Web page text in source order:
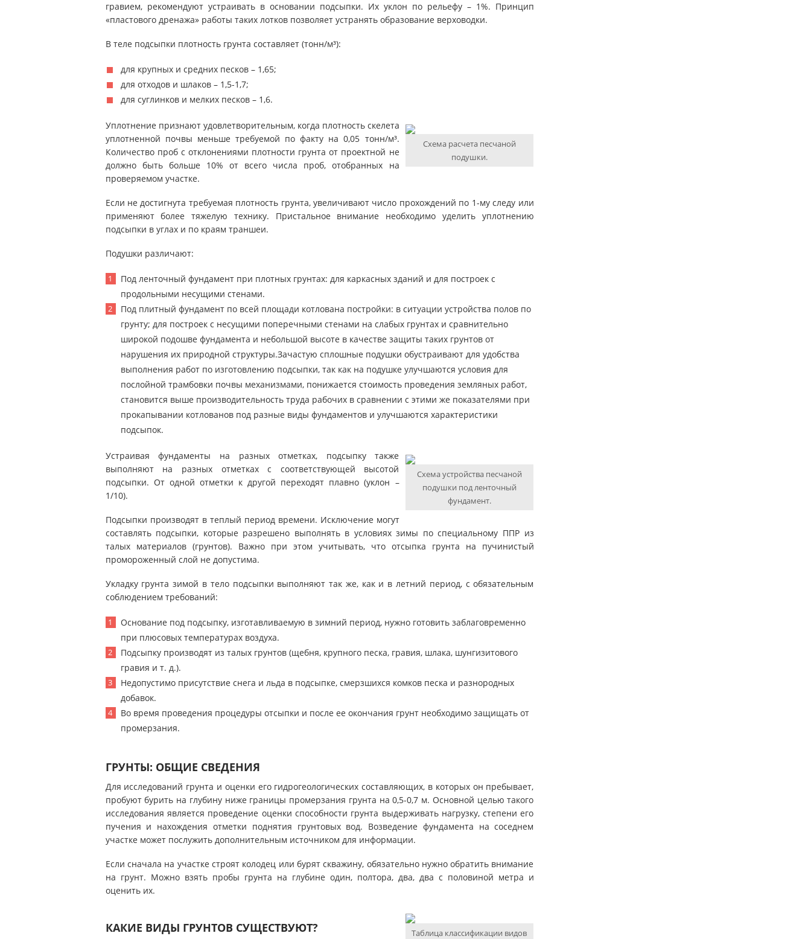
гравием, рекомендуют устраивать в основании подсыпки. Их уклон по рельефу – 1%. Принцип
«пластового дренажа» работы таких лотков позволяет устранять образование верховодки.
В теле подсыпки плотность грунта составляет (тонн/м³):
для крупных и средних песков – 1,65;
для отходов и шлаков – 1,5-1,7;
для суглинков и мелких песков – 1,6.
Схема расчета песчаной
подушки.
Уплотнение признают удовлетворительным, когда плотность скелета
уплотненной почвы меньше требуемой по факту на 0,05 тонн/м³.
Количество проб с отклонениями плотности грунта от проектной не
должно быть больше 10% от всего числа проб, отобранных на
проверяемом участке.
Если не достигнута требуемая плотность грунта, увеличивают число прохождений по 1-му следу или
применяют более тяжелую технику. Пристальное внимание необходимо уделить уплотнению
подсыпки в углах и по краям траншеи.
Подушки различают:
Под ленточный фундамент при плотных грунтах: для каркасных зданий и для построек с
продольными несущими стенами.
Под плитный фундамент по всей площади котлована постройки: в ситуации устройства полов по
грунту; для построек с несущими поперечными стенами на слабых грунтах и сравнительно
широкой подошве фундамента и небольшой высоте в качестве защиты таких грунтов от
нарушения их природной структуры.Зачастую сплошные подушки обустраивают для удобства
выполнения работ по изготовлению подсыпки, так как на подушке улучшаются условия для
послойной трамбовки почвы механизмами, понижается стоимость проведения земляных работ,
становится выше производительность труда рабочих в сравнении с этими же показателями при
прокапывании котлованов под разные виды фундаментов и улучшаются характеристики
подсыпок.
Схема устройства песчаной
подушки под ленточный
фундамент.
Устраивая фундаменты на разных отметках, подсыпку также
выполняют на разных отметках с соответствующей высотой
подсыпки. От одной отметки к другой переходят плавно (уклон –
1/10).
Подсыпки производят в теплый период времени. Исключение могут
составлять подсыпки, которые разрешено выполнять в условиях зимы по специальному ППР из
талых материалов (грунтов). Важно при этом учитывать, что отсыпка грунта на пучинистый
промороженный слой не допустима.
Укладку грунта зимой в тело подсыпки выполняют так же, как и в летний период, с обязательным
соблюдением требований:
Основание под подсыпку, изготавливаемую в зимний период, нужно готовить заблаговременно
при плюсовых температурах воздуха.
Подсыпку производят из талых грунтов (щебня, крупного песка, гравия, шлака, шунгизитового
гравия и т. д.).
Недопустимо присутствие снега и льда в подсыпке, смерзшихся комков песка и разнородных
добавок.
Во время проведения процедуры отсыпки и после ее окончания грунт необходимо защищать от
промерзания.
ГРУНТЫ: ОБЩИЕ СВЕДЕНИЯ
Для исследований грунта и оценки его гидрогеологических составляющих, в которых он пребывает,
пробуют бурить на глубину ниже границы промерзания грунта на 0,5-0,7 м. Основной целью такого
исследования является проведение оценки способности грунта выдерживать нагрузку, степени его
пучения и нахождения отметки поднятия грунтовых вод. Возведение фундамента на соседнем
участке может послужить дополнительным источником для информации.
Если сначала на участке строят колодец или бурят скважину, обязательно нужно обратить внимание
на грунт. Можно взять пробы грунта на глубине один, полтора, два, два с половиной метра и
оценить их.
КАКИЕ ВИДЫ ГРУНТОВ СУЩЕСТВУЮТ? Таблица классификации видов